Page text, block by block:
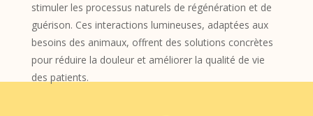
stimuler les processus naturels de régénération et de
guérison. Ces interactions lumineuses, adaptées aux
besoins des animaux, offrent des solutions concrètes
pour réduire la douleur et améliorer la qualité de vie
des patients.